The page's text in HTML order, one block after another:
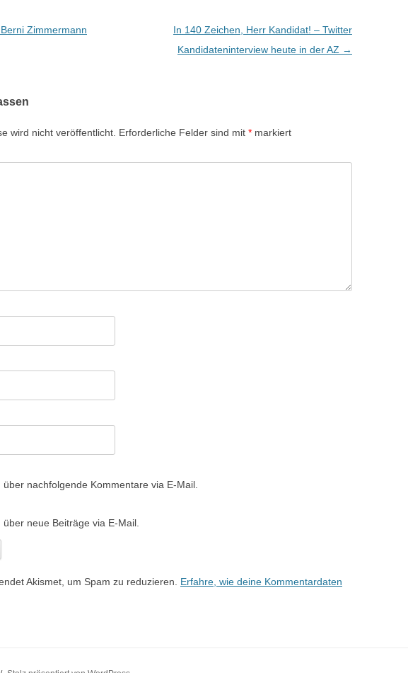
Zimmermann
In 140 Zeichen, Herr Kandidat! – Twitter
Kandidateninterview heute in der AZ →
wird nicht veröffentlicht. Erforderliche Felder sind mit * markiert
über nachfolgende Kommentare via E-Mail.
neue Beiträge via E-Mail.
Akismet, um Spam zu reduzieren. Erfahre, wie deine Kommentardaten